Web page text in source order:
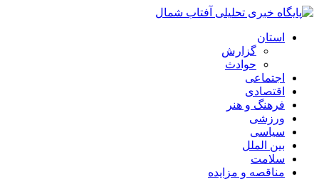
استان
گزارش
حوادث
اجتماعی
اقتصادی
فرهنگ و هنر
ورزشی
سیاسی
بین الملل
سلامت
مناقصه و مزایده